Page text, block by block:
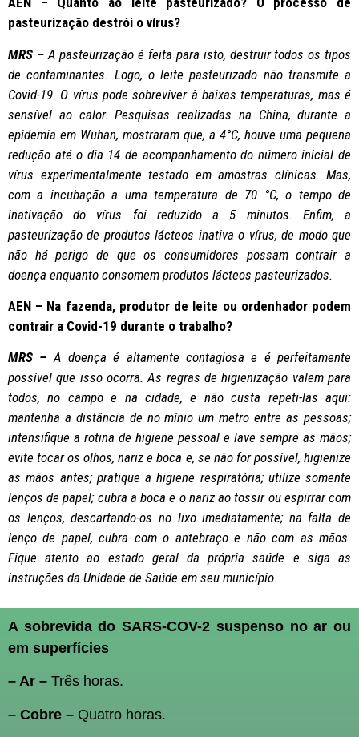
pasteurização destrói o vírus?
MRS –A pasteurização é feita para isto, destruir todos os tipos
de contaminantes. Logo, o leite pasteurizado não transmite a
Covid-19. O vírus pode sobreviver à baixas temperaturas, mas é
sensível ao calor. Pesquisas realizadas na China, durante a
epidemia em Wuhan, mostraram que, a 4°C, houve uma pequena
redução até o dia 14 de acompanhamento do número inicial de
vírus experimentalmente testado em amostras clínicas. Mas,
com a incubação a uma temperatura de 70 °C, o tempo de
inativação do vírus foi reduzido a 5 minutos. Enfim, a
pasteurização de produtos lácteos inativa o vírus, de modo que
não há perigo de que os consumidores possam contrair a
doença enquanto consomem produtos lácteos pasteurizados.
AEN – Na fazenda, produtor de leite ou ordenhador podem
contrair a Covid-19 durante o trabalho?
MRS – A doença é altamente contagiosa e é perfeitamente
possível que isso ocorra. As regras de higienização valem para
todos, no campo e na cidade, e não custa repeti-las aqui:
mantenha a distância de no mínio um metro entre as pessoas;
intensifique a rotina de higiene pessoal e lave sempre as mãos;
evite tocar os olhos, nariz e boca e, se não for possível, higienize
as mãos antes; pratique a higiene respiratória; utilize somente
lenços de papel; cubra a boca e o nariz ao tossir ou espirrar com
os lenços, descartando-os no lixo imediatamente; na falta de
lenço de papel, cubra com o antebraço e não com as mãos.
Fique atento ao estado geral da própria saúde e siga as
instruções da Unidade de Saúde em seu município.
A sobrevida do SARS-COV-2 suspenso no ar ou
em superfícies
– Ar – Três horas.
– Cobre – Quatro horas.